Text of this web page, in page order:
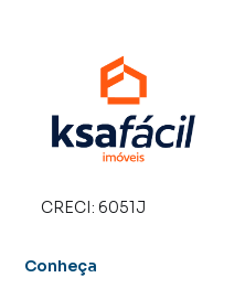
CRECI: 6051J
Conheça